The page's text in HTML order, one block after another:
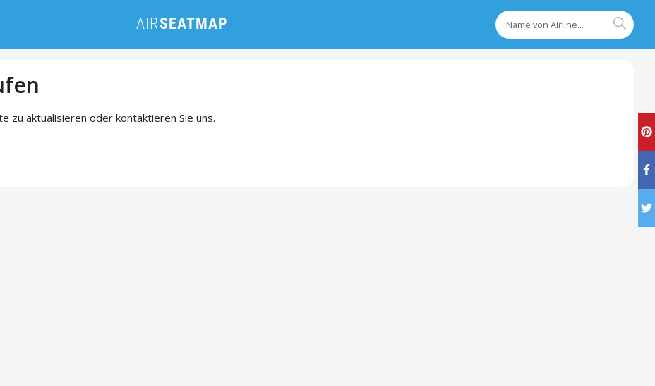
zu aktualisieren oder kontaktieren Sie uns.